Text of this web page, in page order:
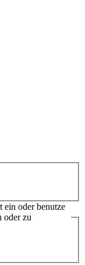
ein oder benutze
oder zu